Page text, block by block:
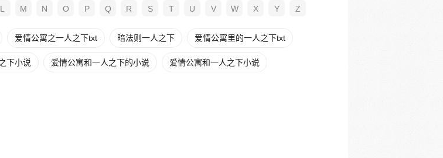
L M N O P Q R S T U V W X Y Z
爱情公寓之一人之下txt 暗法则一人之下 爱情公寓里的一人之下txt
下小说 爱情公寓和一人之下的小说 爱情公寓和一人之下小说